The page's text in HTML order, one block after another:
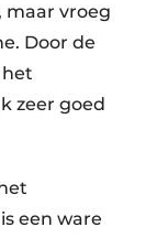
maar vroeg
Door de
zeer goed
een ware